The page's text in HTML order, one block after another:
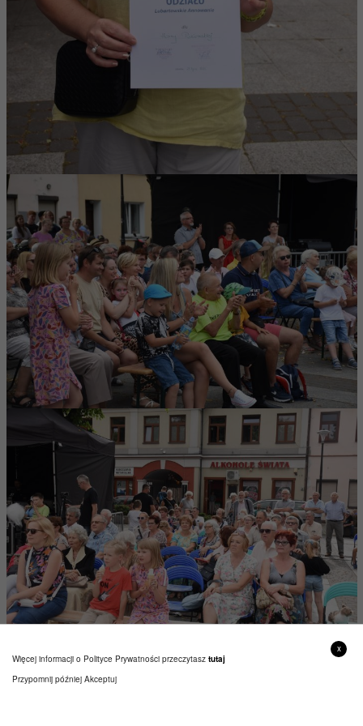
x
Więcej informacji o Polityce Prywatności przeczytasz tutaj
Przypomnij później Akceptuj